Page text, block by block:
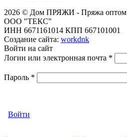
2026 © Дом ПРЯЖИ - Пряжа оптом
ООО "ТЕКС"
ИНН 6671161014 КПП 667101001
Создание сайта: workdnk
Войти на сайт
Логин или электронная почта *
Пароль *
Войти